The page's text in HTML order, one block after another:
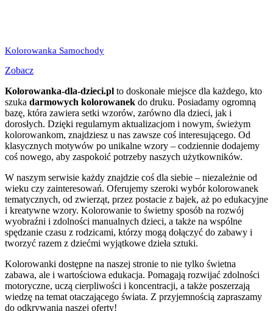
Kolorowanka Samochody
Zobacz
Kolorowanka-dla-dzieci.pl to doskonałe miejsce dla każdego, kto
szuka darmowych kolorowanek do druku. Posiadamy ogromną
bazę, która zawiera setki wzorów, zarówno dla dzieci, jak i
dorosłych. Dzięki regularnym aktualizacjom i nowym, świeżym
kolorowankom, znajdziesz u nas zawsze coś interesującego. Od
klasycznych motywów po unikalne wzory – codziennie dodajemy
coś nowego, aby zaspokoić potrzeby naszych użytkowników.
W naszym serwisie każdy znajdzie coś dla siebie – niezależnie od
wieku czy zainteresowań. Oferujemy szeroki wybór kolorowanek
tematycznych, od zwierząt, przez postacie z bajek, aż po edukacyjne
i kreatywne wzory. Kolorowanie to świetny sposób na rozwój
wyobraźni i zdolności manualnych dzieci, a także na wspólne
spędzanie czasu z rodzicami, którzy mogą dołączyć do zabawy i
tworzyć razem z dziećmi wyjątkowe dzieła sztuki.
Kolorowanki dostępne na naszej stronie to nie tylko świetna
zabawa, ale i wartościowa edukacja. Pomagają rozwijać zdolności
motoryczne, uczą cierpliwości i koncentracji, a także poszerzają
wiedzę na temat otaczającego świata. Z przyjemnością zapraszamy
do odkrywania naszej oferty!